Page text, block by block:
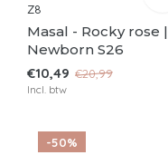
Z8
Masal - Rocky rose |
Newborn S26
€10,49 €20,99
Incl. btw
-50%